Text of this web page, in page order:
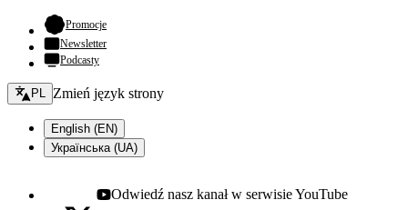
Promocje- otwiera się w nowej karcie
Newsletter
Podcasty
Zmień język - bieżący:
PL Zmień język strony
English (EN)
Українська (UA)
Youtube - otwiera się w nowej karcie
Odwiedź nasz kanał w serwisie YouTube